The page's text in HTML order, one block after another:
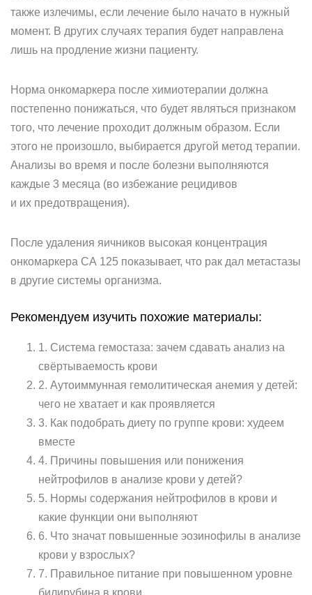
также излечимы, если лечение было начато в нужный
момент. В других случаях терапия будет направлена
лишь на продление жизни пациенту.
Норма онкомаркера после химиотерапии должна
постепенно понижаться, что будет являться признаком
того, что лечение проходит должным образом. Если
этого не произошло, выбирается другой метод терапии.
Анализы во время и после болезни выполняются
каждые 3 месяца (во избежание рецидивов
и их предотвращения).
После удаления яичников высокая концентрация
онкомаркера СА 125 показывает, что рак дал метастазы
в другие системы организма.
Рекомендуем изучить похожие материалы:
1. Система гемостаза: зачем сдавать анализ на
свёртываемость крови
2. Аутоиммунная гемолитическая анемия у детей:
чего не хватает и как проявляется
3. Как подобрать диету по группе крови: худеем
вместе
4. Причины повышения или понижения
нейтрофилов в анализе крови у детей?
5. Нормы содержания нейтрофилов в крови и
какие функции они выполняют
6. Что значат повышенные эозинофилы в анализе
крови у взрослых?
7. Правильное питание при повышенном уровне
билирубина в крови